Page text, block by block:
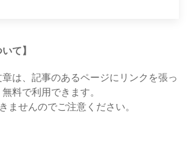
て】
は、記事のあるページにリンクを張っ
料で利用できます。
ませんのでご注意ください。